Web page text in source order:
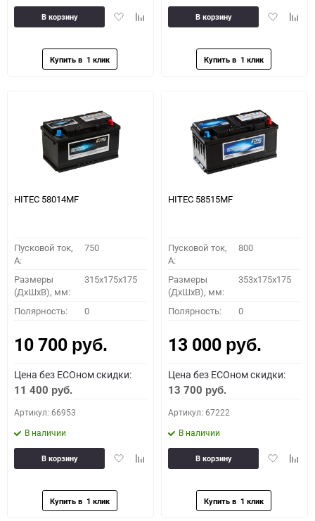
ДобавитьДобавить
В корзину
Добавить
В корзину
HITEC 58014MF
Пусковой ток,
A:
750
Размеры
(ДхШхВ), мм:
315x175x175
Полярность: 0
10 700 руб.
Цена без ECOном скидки:
11 400 руб.
Артикул: 66953
В наличии
ДобавитьДобавить
В корзину
HITEC 58515MF
Пусковой ток,
A:
800
Размеры
(ДхШхВ), мм:
353x175x175
Полярность: 0
13 000 руб.
Цена без ECOном скидки:
13 700 руб.
Артикул: 67222
В наличии
Добавить
В корзину